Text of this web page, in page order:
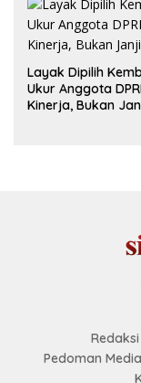
Layak Dipilih
Ukur Anggota
Kinerja, Bukan
Redaksi
Pedoman